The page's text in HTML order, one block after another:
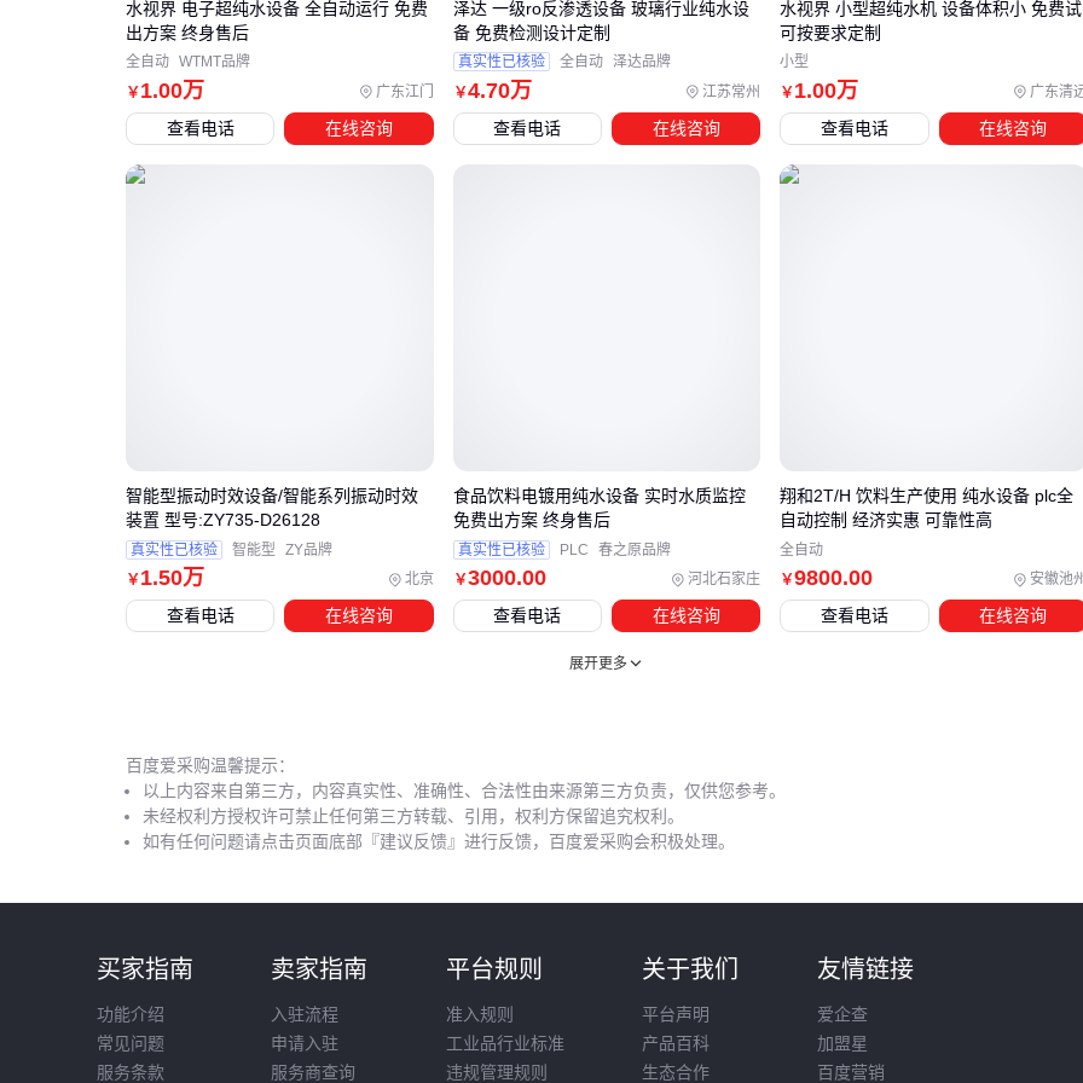
四、主设备到位后，这些配套系统才是完整解决方案的
关键
采购XT设备后，许多用户会发现实际使用效果与预期存在差
距，问题往往出在配套系统的缺失上。测试夹具的适配性直接
影响测量精度，防护罩则关系到设备在特殊环境下的稳定性。
以校准标准块为例，原厂配套件通常采用特殊合金材质，热膨
胀系数与主设备更匹配，能显著降低因温度变化导致的校准偏
差。而第三方通用校准块虽然价格更低，但可能无法完全释放
设备的测量潜能。
持续累积。例如工业级探伤仪每季度至少需要一次专业校准，
而实验室设备对温湿度环境的要求会产生恒温恒湿系统的额外
测量仪校准砝码
的等级选择直接影响维护成本：高精度F1级
五年使用周期内的总成本可能反而低于需要频繁校准的低等级
建立预防性维护计划比故障后维修更经济。定期更换XT连接线
￥1.00万 广东江门
水视界 电子超纯水设备 全自动运行 免费
出方案 终身售后
全自动 WTMT品牌
查看电话 在线咨询
￥4.70万 江苏常州
泽达 一级ro反渗透设备 玻璃行业纯水设
备 免费检测设计定制
真实性已核验 全自动 泽达品牌
查看电话 在线咨询
￥1.00万 广东清
水视界 小型超纯水机 设备体积小 免费试
可按要求定制
小型
查看电话 在线咨询
￥ 1.50万 北京
智能型振动时效设备/智能系列振动时效
装置 型号:ZY735-D26128
真实性已核验 智能型 ZY品牌
查看电话 在线咨询
￥3000.00 河北石家庄
食品饮料电镀用纯水设备 实时水质监控
免费出方案 终身售后
真实性已核验 PLC 春之原品牌
查看电话 在线咨询
￥9800.00 安徽池
翔和2T/H 饮料生产使用 纯水设备 plc全
自动控制 经济实惠 可靠性高
全自动
查看电话 在线咨询
展开更多
百度爱采购温馨提示：
以上内容来自第三方，内容真实性、准确性、合法性由来源第三方负责，仅供您参考。
未经权利方授权许可禁止任何第三方转载、引用，权利方保留追究权利。
如有任何问题请点击页面底部『建议反馈』进行反馈，百度爱采购会积极处理。
买家指南
功能介绍
常见问题
服务条款
卖家指南
入驻流程
申请入驻
服务商查询
平台规则
准入规则
工业品行业标准
违规管理规则
关于我们
平台声明
产品百科
生态合作
友情链接
爱企查
加盟星
百度营销